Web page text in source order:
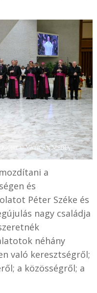
a
és
Péter Széke és
nagy családja
néhány
való keresztségről;
a közösségről; a